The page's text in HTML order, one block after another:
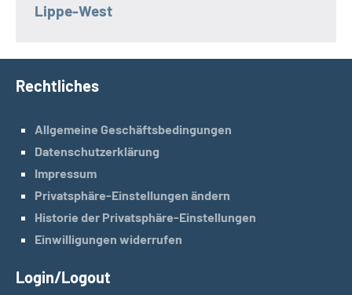
Lippe-West
Rechtliches
Allgemeine Geschäftsbedingungen
Datenschutzerklärung
Impressum
Privatsphäre-Einstellungen ändern
Historie der Privatsphäre-Einstellungen
Einwilligungen widerrufen
Login/Logout